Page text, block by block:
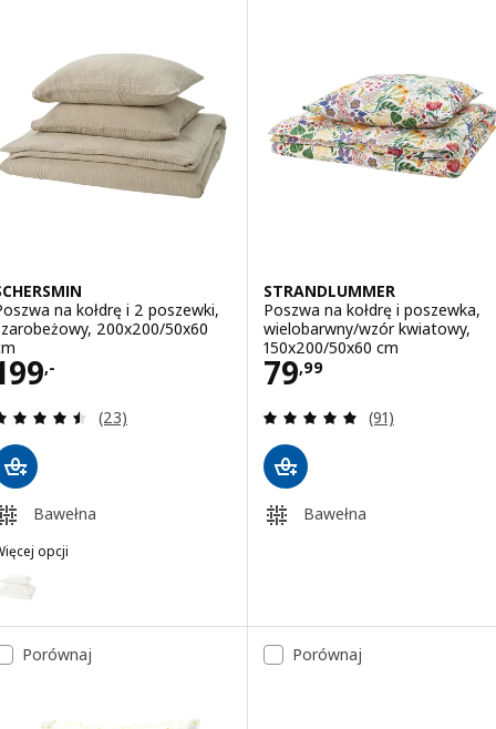
na kołdrę i 2 poszewki,
200x200/50x60
,- 199,-
Recenzja: 4.5 z 5 gwiazdki. Łączna liczba recenzji:
(23)
Bawełna
opcji
SCHERSMIN, Poszwa na kołdrę i 2 poszewki, biały,
STRANDLUMMER
Poszwa na kołdrę i poszewka,
wielobarwny/wzór kwiatowy,
150x200/50x60 cm
79,99
Cena 79,99
Recenzja: 4.9
(91)
Bawełna
Porównaj Porównaj